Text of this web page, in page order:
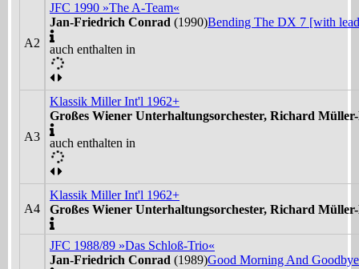
A2
JFC 1990 »The A-Team«
Jan-Friedrich Conrad (1990)Bending The DX 7 [with
auch enthalten in
A3
Klassik Miller Int'l 1962+
Großes Wiener Unterhaltungsorchester, Richard
auch enthalten in
A4
Klassik Miller Int'l 1962+
Großes Wiener Unterhaltungsorchester, Richard
JFC 1988/89 »Das Schloß-Trio«
Jan-Friedrich Conrad (1989)Good Morning And